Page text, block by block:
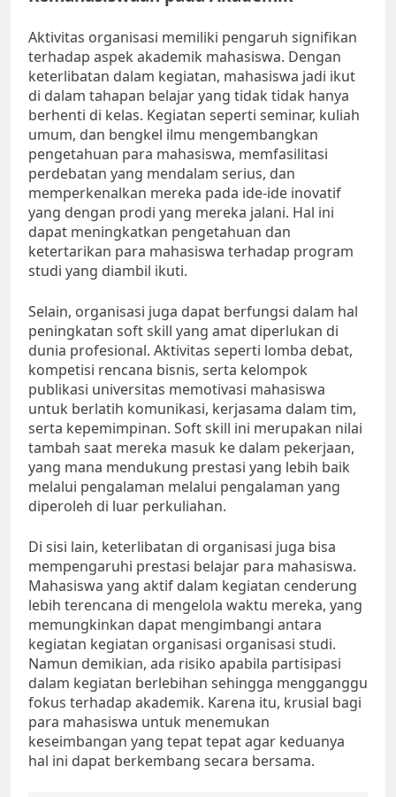
Aktivitas organisasi memiliki pengaruh signifikan
terhadap aspek akademik mahasiswa. Dengan
keterlibatan dalam kegiatan, mahasiswa jadi ikut
di dalam tahapan belajar yang tidak tidak hanya
berhenti di kelas. Kegiatan seperti seminar, kuliah
umum, dan bengkel ilmu mengembangkan
pengetahuan para mahasiswa, memfasilitasi
perdebatan yang mendalam serius, dan
memperkenalkan mereka pada ide-ide inovatif
yang dengan prodi yang mereka jalani. Hal ini
dapat meningkatkan pengetahuan dan
ketertarikan para mahasiswa terhadap program
studi yang diambil ikuti.
Selain, organisasi juga dapat berfungsi dalam hal
peningkatan soft skill yang amat diperlukan di
dunia profesional. Aktivitas seperti lomba debat,
kompetisi rencana bisnis, serta kelompok
publikasi universitas memotivasi mahasiswa
untuk berlatih komunikasi, kerjasama dalam tim,
serta kepemimpinan. Soft skill ini merupakan nilai
tambah saat mereka masuk ke dalam pekerjaan,
yang mana mendukung prestasi yang lebih baik
melalui pengalaman melalui pengalaman yang
diperoleh di luar perkuliahan.
Di sisi lain, keterlibatan di organisasi juga bisa
mempengaruhi prestasi belajar para mahasiswa.
Mahasiswa yang aktif dalam kegiatan cenderung
lebih terencana di mengelola waktu mereka, yang
memungkinkan dapat mengimbangi antara
kegiatan kegiatan organisasi organisasi studi.
Namun demikian, ada risiko apabila partisipasi
dalam kegiatan berlebihan sehingga mengganggu
fokus terhadap akademik. Karena itu, krusial bagi
para mahasiswa untuk menemukan
keseimbangan yang tepat tepat agar keduanya
hal ini dapat berkembang secara bersama.